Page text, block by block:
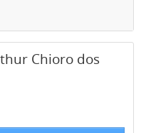
Chioro dos